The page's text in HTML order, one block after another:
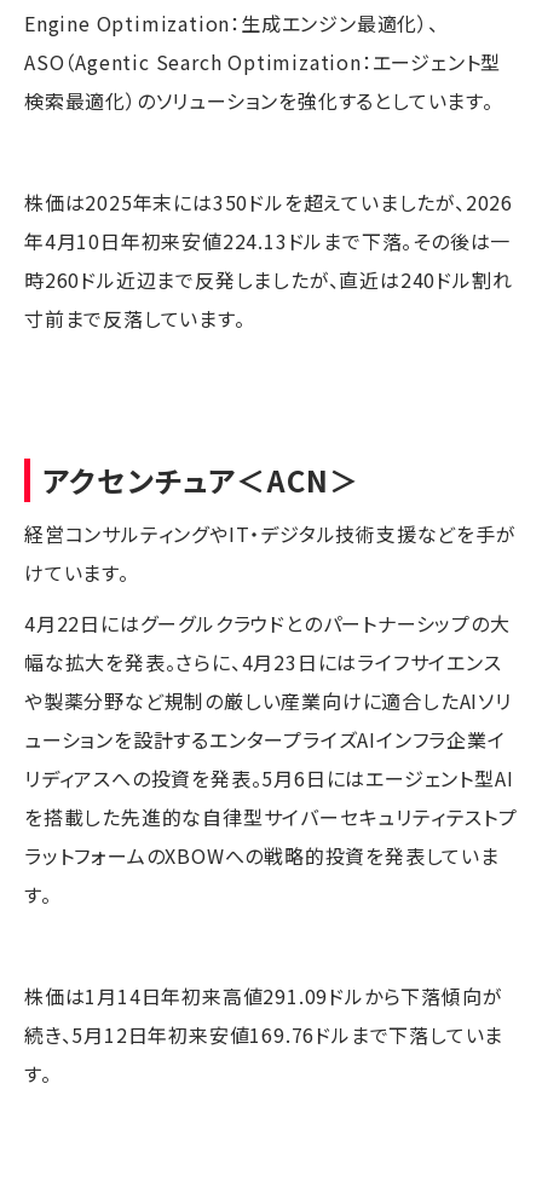
Engine Optimization：生成エンジン最適化）、
ASO（Agentic Search Optimization：エージェント型
検索最適化）のソリューションを強化するとしています。
株価は2025年末には350ドルを超えていましたが、2026
年4月10日年初来安値224.13ドルまで下落。その後は一
時260ドル近辺まで反発しましたが、直近は240ドル割れ
寸前まで反落しています。
アクセンチュア＜ACN＞
経営コンサルティングやIT・デジタル技術支援などを手が
けています。
4月22日にはグーグルクラウドとのパートナーシップの大
幅な拡大を発表。さらに、4月23日にはライフサイエンス
や製薬分野など規制の厳しい産業向けに適合したAIソリ
ューションを設計するエンタープライズAIインフラ企業イ
リディアスへの投資を発表。5月6日にはエージェント型AI
を搭載した先進的な自律型サイバーセキュリティテストプ
ラットフォームのXBOWへの戦略的投資を発表していま
す。
株価は1月14日年初来高値291.09ドルから下落傾向が
続き、5月12日年初来安値169.76ドルまで下落していま
す。